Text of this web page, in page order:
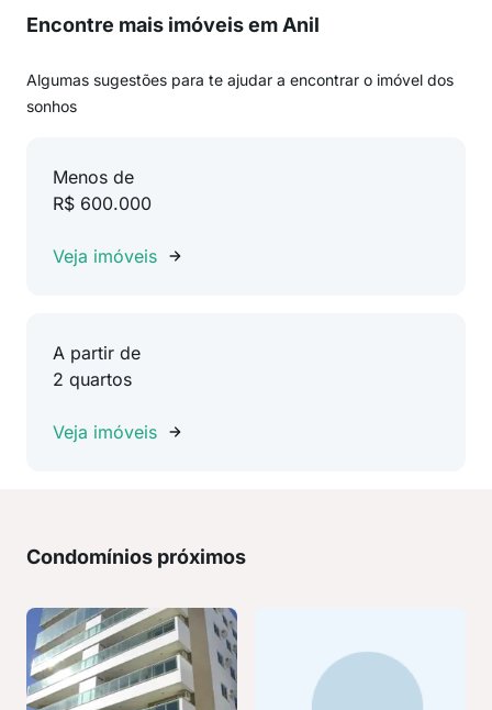
Encontre mais imóveis em Anil
Algumas sugestões para te ajudar a encontrar o imóvel dos
sonhos
Menos de
R$ 600.000
Veja imóveis
A partir de
2 quartos
Veja imóveis
Condomínios próximos